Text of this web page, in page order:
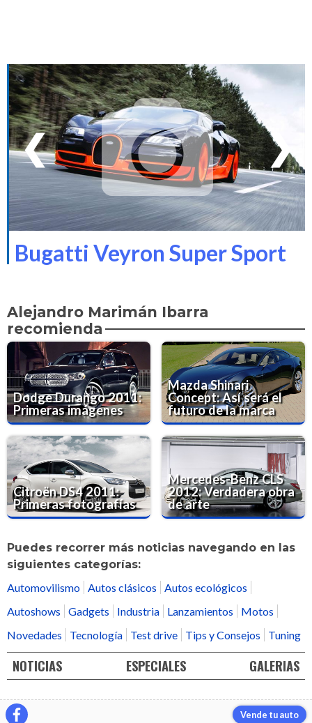
❮ ❯
Bugatti Veyron Super Sport
Alejandro Marimán Ibarra
recomienda
Dodge Durango 2011:
Primeras imágenes
Mazda Shinari
Concept: Así será el
futuro de la marca
Citroën DS4 2011:
Primeras fotografías
Mercedes-Benz CLS
2012: Verdadera obra
de arte
Puedes recorrer más noticias navegando en las
siguientes categorías:
Automovilismo
Autos clásicos
Autos ecológicos
Autoshows
Gadgets Industria Lanzamientos
Motos
Novedades
Tecnología Test drive Tips y Consejos Tuning
NOTICIAS ESPECIALES GALERIAS
Vende tu auto